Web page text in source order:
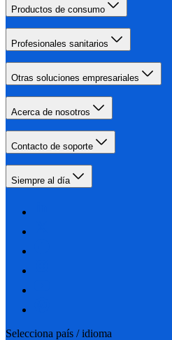
Productos de consumo
Profesionales sanitarios
Otras soluciones empresariales
Acerca de nosotros
Contacto de soporte
Siempre al día
Selecciona país / idioma